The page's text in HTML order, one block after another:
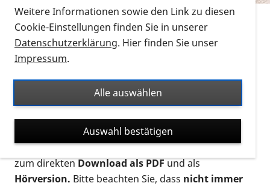
Thema Infomaterial auf der PRO RETINA-Website
für blinde und sehbehinderte Menschen an.
Auf dieser Seite finden Sie sämtliches Infomaterial
Ort. Nutzen Sie den Formatfilter, um ausschließlich
nach Flyern und Broschüren, Audios oder Videos zu
suchen. Die meisten Flyer und Broschüren werden in
verschiedenen Formaten angeboten: zur
postalischen Bestellung als gedruckte Variante
zum direktenDownload als PDFund als
Hörversion. Bitte beachten Sie, dass nicht immer
Weitere Informationen sowie den Link zu diesen
Cookie-Einstellungen finden Sie in unserer
Datenschutzerklärung. Hier finden Sie unser
Impressum.
Alle auswählen
Auswahl bestätigen